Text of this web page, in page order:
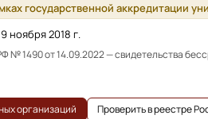
государственной аккредитации
ноября 2018 г.
№ 1490 от 14.09.2022 — свидетельства
организаций Проверить в реестре